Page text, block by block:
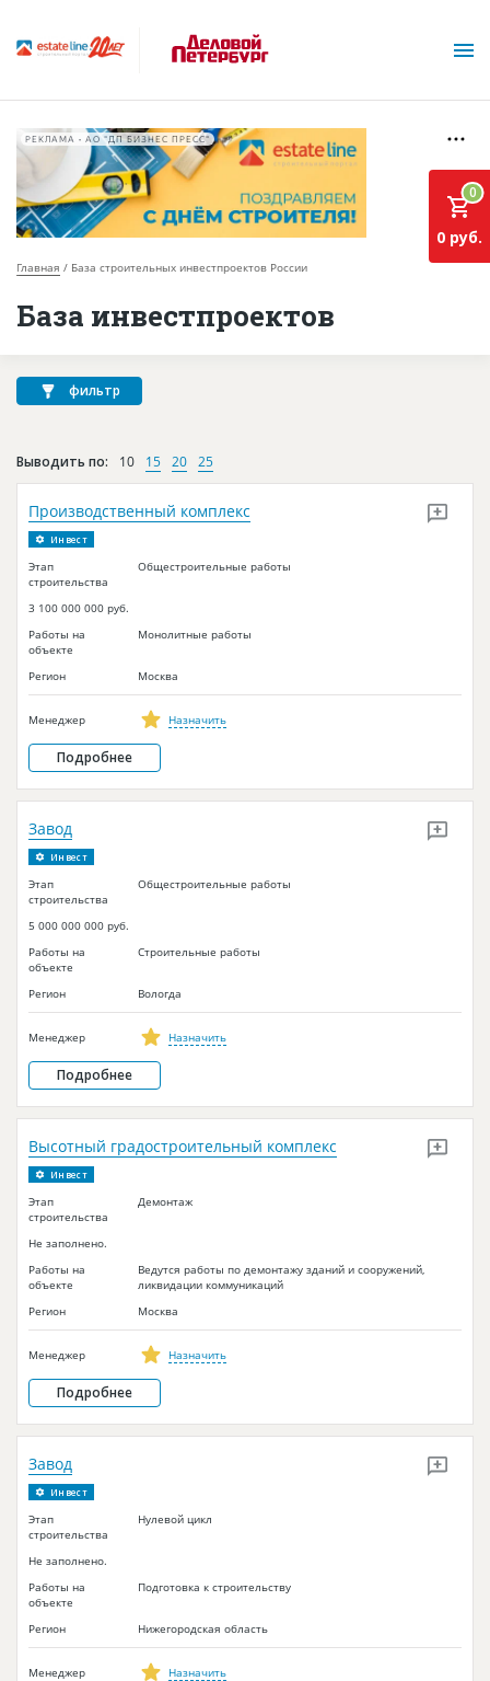
О проекте
База строящихся объектов
Глоссарий
Новости
Платные услуги
Пресс-релизы
Правила работы
Контакты
Личный кабинет
РЕКЛАМА • АО "ДП БИЗНЕС ПРЕСС"
Главная База строительных инвестпроектов России
База инвестпроектов
0
0 руб.
фильтр
Выводить по: 10 15 20 25
Инвест
Производственный комплекс
Этап
строительства
Общестроительные работы
3 100 000 000 руб.
Работы на
объекте
Монолитные работы
Регион Москва
Менеджер Назначить
Подробнее
Инвест
Завод
Этап
строительства
Общестроительные работы
5 000 000 000 руб.
Работы на
объекте
Строительные работы
Регион Вологда
Менеджер Назначить
Подробнее
Инвест
Высотный градостроительный комплекс
Этап
строительства
Демонтаж
Не заполнено.
Работы на
объекте
Ведутся работы по демонтажу зданий и сооружений,
ликвидации коммуникаций
Регион
Москва
Менеджер Назначить
Подробнее
Инвест
Завод
Этап
строительства
Нулевой цикл
Не заполнено.
Работы на
объекте
Подготовка к строительству
Регион Нижегородская область
Менеджер Назначить